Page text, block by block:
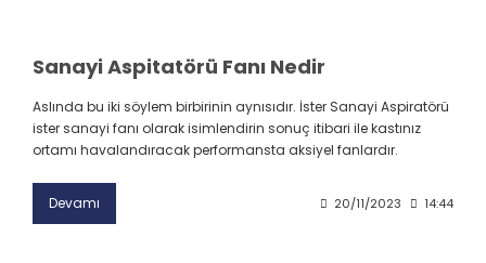
Sanayi Aspitatörü Fanı Nedir
Aslında bu iki söylem birbirinin aynısıdır. İster Sanayi Aspiratörü
ister sanayi fanı olarak isimlendirin sonuç itibari ile kastınız
ortamı havalandıracak performansta aksiyel fanlardır.
Devamı 20/11/2023 14:44